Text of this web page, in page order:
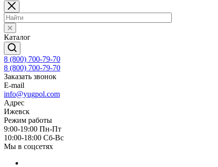
Каталог
8 (800) 700-79-70
8 (800) 700-79-70
Заказать звонок
E-mail
info@yugpol.com
Адрес
Ижевск
Режим работы
9:00-19:00 Пн-Пт
10:00-18:00 Cб-Вс
Мы в соцсетях